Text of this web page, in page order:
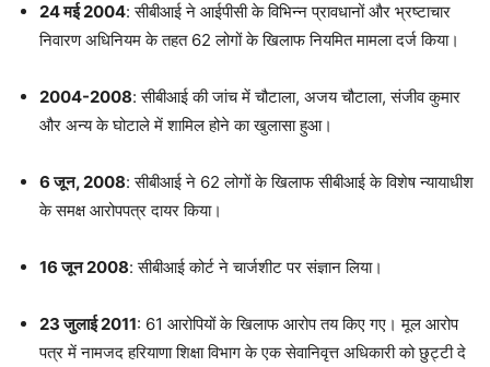
24 मई 2004: सीबीआई ने आईपीसी के विभिन्न प्रावधानों और भ्रष्टाचार
निवारण अधिनियम के तहत 62 लोगों के खिलाफ नियमित मामला दर्ज किया।
2004-2008: सीबीआई की जांच में चौटाला, अजय चौटाला, संजीव कुमार
और अन्य के घोटाले में शामिल होने का खुलासा हुआ।
6 जून, 2008: सीबीआई ने 62 लोगों के खिलाफ सीबीआई के विशेष न्यायाधीश
के समक्ष आरोपपत्र दायर किया।
16 जून 2008: सीबीआई कोर्ट ने चार्जशीट पर संज्ञान लिया।
23 जुलाई 2011: 61 आरोपियों के खिलाफ आरोप तय किए गए। मूल आरोप
पत्र में नामजद हरियाणा शिक्षा विभाग के एक सेवानिवृत्त अधिकारी को छुट्टी दे